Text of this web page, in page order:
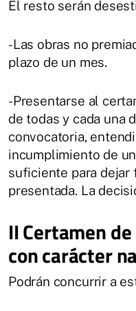
El resto serán
-Las obras no
plazo de un mes.
-Presentarse al
de todas y cada una
convocatoria,
incumplimiento de
suficiente para dejar
presentada. La
II Certamen
con carácter
Podrán concurrir a